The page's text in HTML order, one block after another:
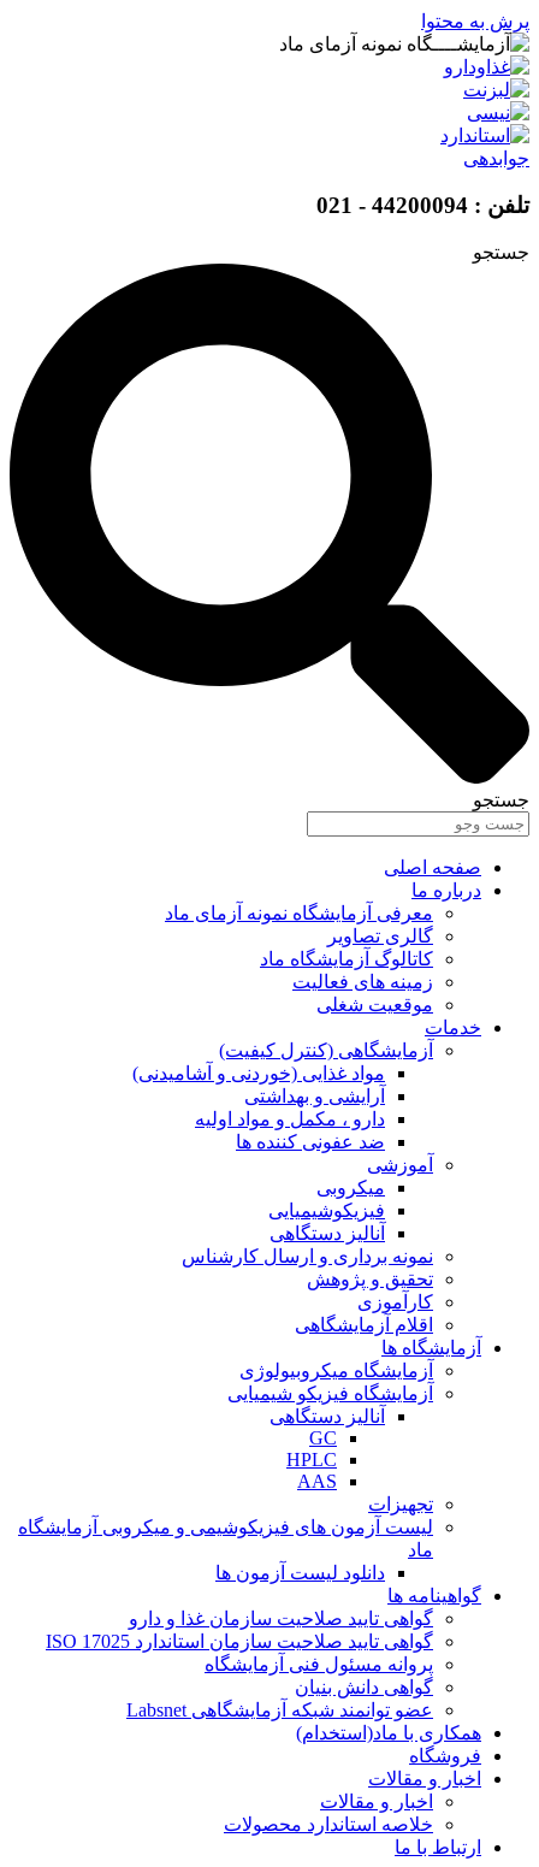
پرش به محتوا
جوابدهی
تلفن : 44200094 - 021
جستجو
جستجو
صفحه اصلی
درباره ما
معرفی آزمایشگاه نمونه آزمای ماد
گالری تصاویر
کاتالوگ آزمایشگاه ماد
زمینه های فعالیت
موقعیت شغلی
خدمات
آزمایشگاهی (کنترل کیفیت)
مواد غذایی (خوردنی و آشامیدنی)
آرایشی و بهداشتی
دارو ، مکمل و مواد اولیه
ضد عفونی کننده ها
آموزشی
میکروبی
فیزیکوشیمیایی
آنالیز دستگاهی
نمونه برداری و ارسال کارشناس
تحقیق و پژوهش
کارآموزی
اقلام آزمایشگاهی
آزمایشگاه ها
آزمایشگاه میکروبیولوژی
آزمایشگاه فیزیکو شیمیایی
آنالیز دستگاهی
GC
HPLC
AAS
تجهیزات
لیست آزمون های فیزیکوشیمی و میکروبی آزمایشگاه
ماد
دانلود لیست آزمون ها
گواهینامه ها
گواهی تایید صلاحیت سازمان غذا و دارو
گواهی تایید صلاحیت سازمان استاندارد ISO 17025
پروانه مسئول فنی آزمایشگاه
گواهی دانش بنیان
عضو توانمند شبکه آزمایشگاهی Labsnet
همکاری با ماد(استخدام)
فروشگاه
اخبار و مقالات
اخبار و مقالات
خلاصه استاندارد محصولات
ارتباط با ما